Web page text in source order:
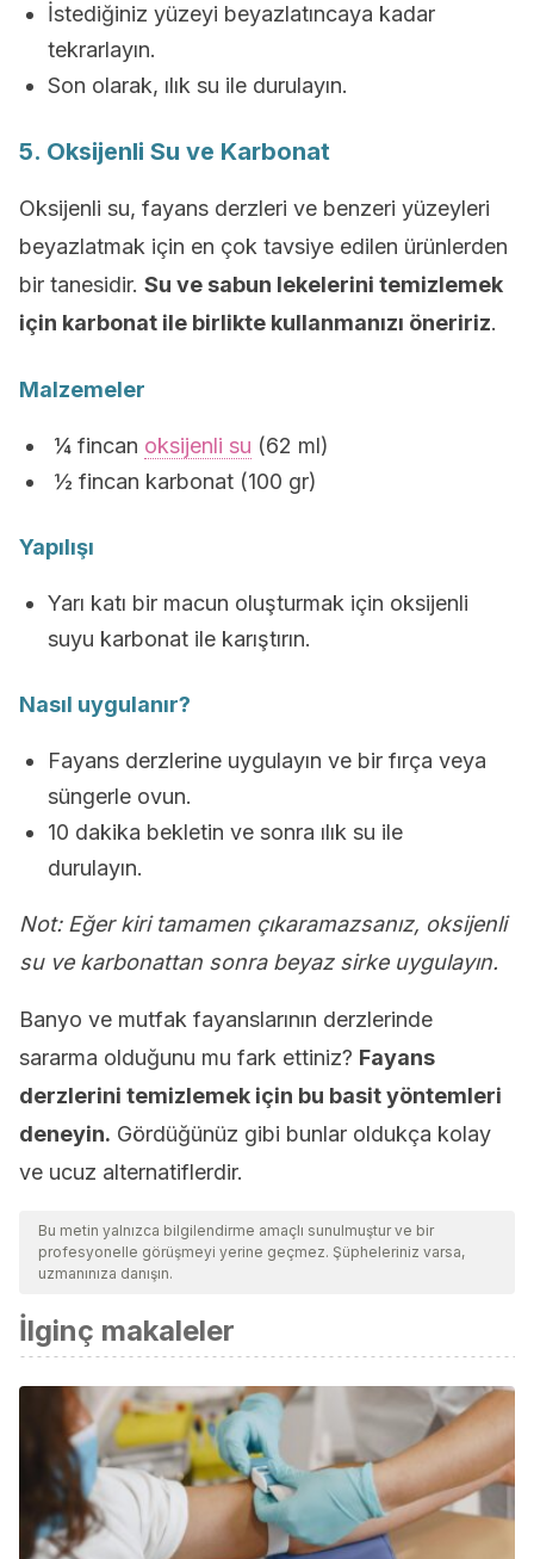
İstediğiniz yüzeyi beyazlatıncaya kadar
tekrarlayın.
Son olarak, ılık su ile durulayın.
5. Oksijenli Su ve Karbonat
Oksijenli su, fayans derzleri ve benzeri yüzeyleri
beyazlatmak için en çok tavsiye edilen ürünlerden
bir tanesidir. Su ve sabun lekelerini temizlemek
için karbonat ile birlikte kullanmanızı öneririz.
Malzemeler
¼ fincan oksijenli su (62 ml)
½ fincan karbonat (100 gr)
Yapılışı
Yarı katı bir macun oluşturmak için oksijenli
suyu karbonat ile karıştırın.
Nasıl uygulanır?
Fayans derzlerine uygulayın ve bir fırça veya
süngerle ovun.
10 dakika bekletin ve sonra ılık su ile
durulayın.
Not: Eğer kiri tamamen çıkaramazsanız, oksijenli
su ve karbonattan sonra beyaz sirke uygulayın.
Banyo ve mutfak fayanslarının derzlerinde
sararma olduğunu mu fark ettiniz? Fayans
derzlerini temizlemek için bu basit yöntemleri
deneyin. Gördüğünüz gibi bunlar oldukça kolay
ve ucuz alternatiflerdir.
Bu metin yalnızca bilgilendirme amaçlı sunulmuştur ve bir
profesyonelle görüşmeyi yerine geçmez. Şüpheleriniz varsa,
uzmanınıza danışın.
İlginç makaleler